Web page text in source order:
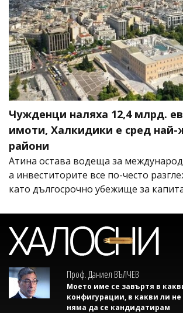
Чужденци наляха 12,4 млрд.
имоти, Халкидики е сред най-
райони
Атина остава водеща за
а инвеститорите все по-често
като дългосрочно убежище за
Проф. Даниел ВЪЛЧЕВ
Моето име се завъртя в
конфигурации, в какви ли не
няма да се кандидатирам